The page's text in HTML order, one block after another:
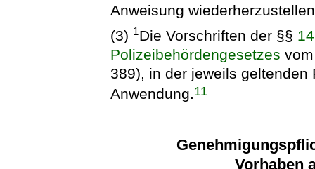
Anweisung
(3) 1Die Vorschriften der §§ 14
Polizeibehördengesetzes
389), in der jeweils
Anwendung.11
Vorhaben